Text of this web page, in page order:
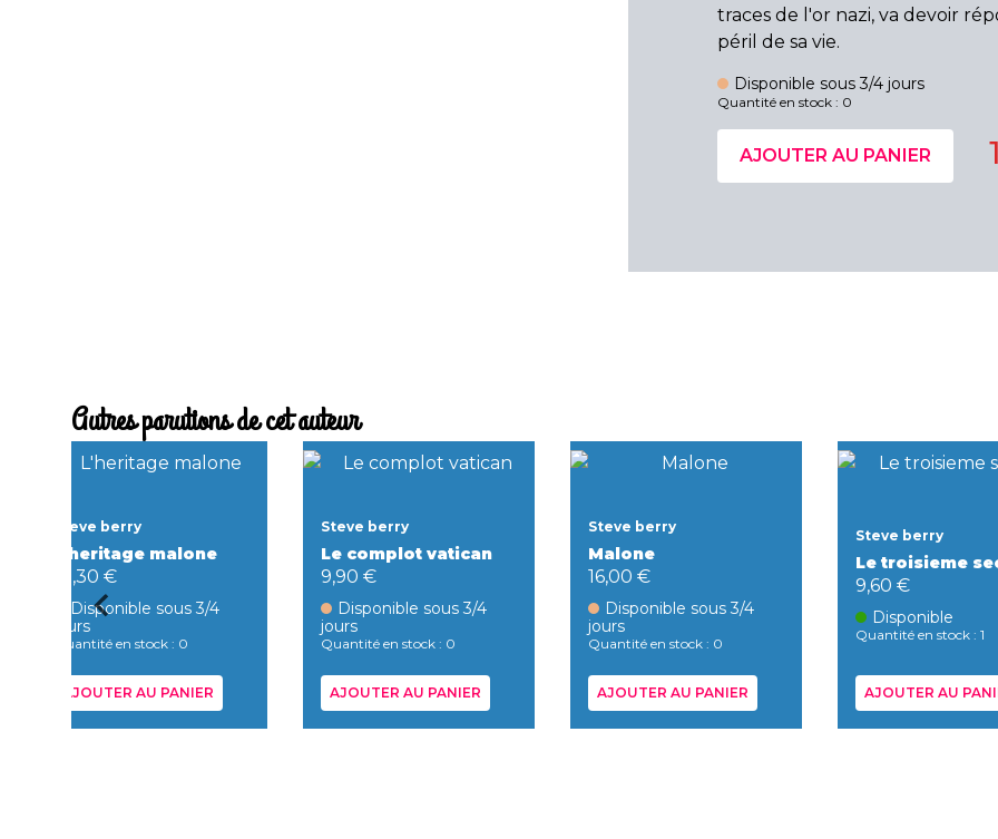
traces de l'or nazi, va devoir
péril de sa vie.
Disponible sous 3/4 jours
Quantité en stock : 0
AJOUTER AU PANIER
Autres parutions de cet auteur
Steve berry
L'heritage malone
10,30 €
Disponible sous 3/4
jours
Quantité en stock : 0
AJOUTER AU PANIER
Steve berry
Le complot vatican
9,90 €
Disponible sous 3/4
jours
Quantité en stock : 0
AJOUTER AU PANIER
Steve berry
Malone
16,00 €
Disponible sous 3/4
jours
Quantité en stock : 0
AJOUTER AU PANIER
Steve berry
Le troisieme
9,60 €
Disponible
Quantité en stock : 1
AJOUTER AU